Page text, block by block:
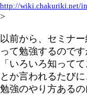
http://wiki.chakuriki.net/
>
以前から、セミナ
って勉強するので
「いろいろ知って
とか言われるたび
勉強のやり方ある